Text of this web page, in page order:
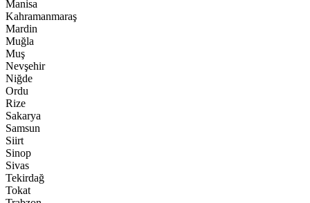
Manisa
Kahramanmaraş
Mardin
Muğla
Muş
Nevşehir
Niğde
Ordu
Rize
Sakarya
Samsun
Siirt
Sinop
Sivas
Tekirdağ
Tokat